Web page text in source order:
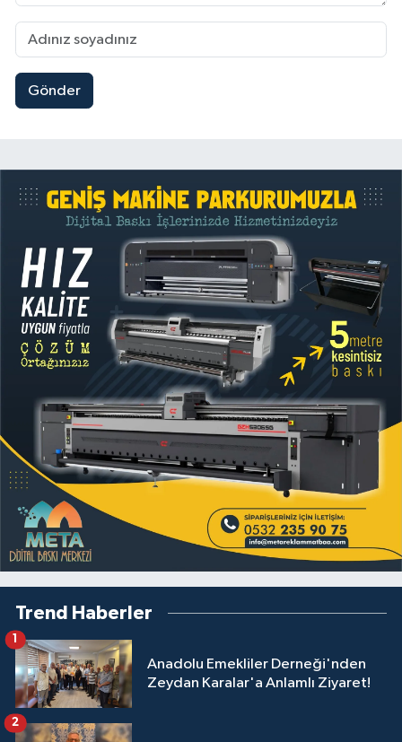
Gönder
Trend Haberler
Anadolu Emekliler Derneği'nden
Zeydan Karalar'a Anlamlı Ziyaret!
1
2